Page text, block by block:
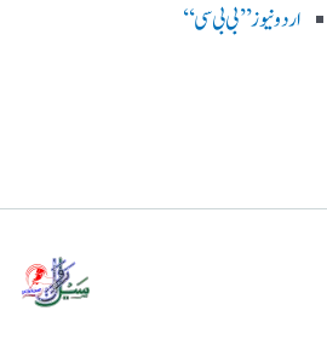
اردو نیوز ’’بی بی سی‘‘